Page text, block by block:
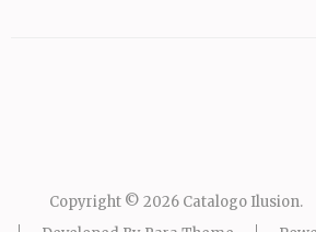
Copyright © 2026 Catalogo Ilusion.